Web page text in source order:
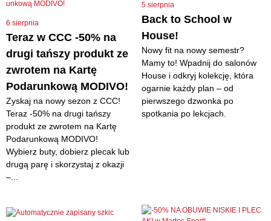
6 sierpnia
Teraz w CCC -50% na
drugi tańszy produkt ze
zwrotem na Kartę
Podarunkową MODIVO!
Zyskaj na nowy sezon z CCC!
Teraz -50% na drugi tańszy
produkt ze zwrotem na Kartę
Podarunkową MODIVO!
Wybierz buty, dobierz plecak lub
drugą parę i skorzystaj z okazji
–...
5 sierpnia
Back to School w
House!
Nowy fit na nowy semestr?
Mamy to! Wpadnij do salonów
House i odkryj kolekcję, która
ogarnie każdy plan – od
pierwszego dzwonka po
spotkania po lekcjach.